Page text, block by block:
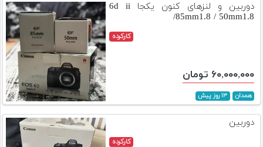
دوربین و لنزهای کنون یکجا 6d ii
/85mm1.8 / 50mm1.8
کارکرده
۶۰,۰۰۰,۰۰۰ تومان
همدان ۱۳ روز پیش
دوربین
کارکرده